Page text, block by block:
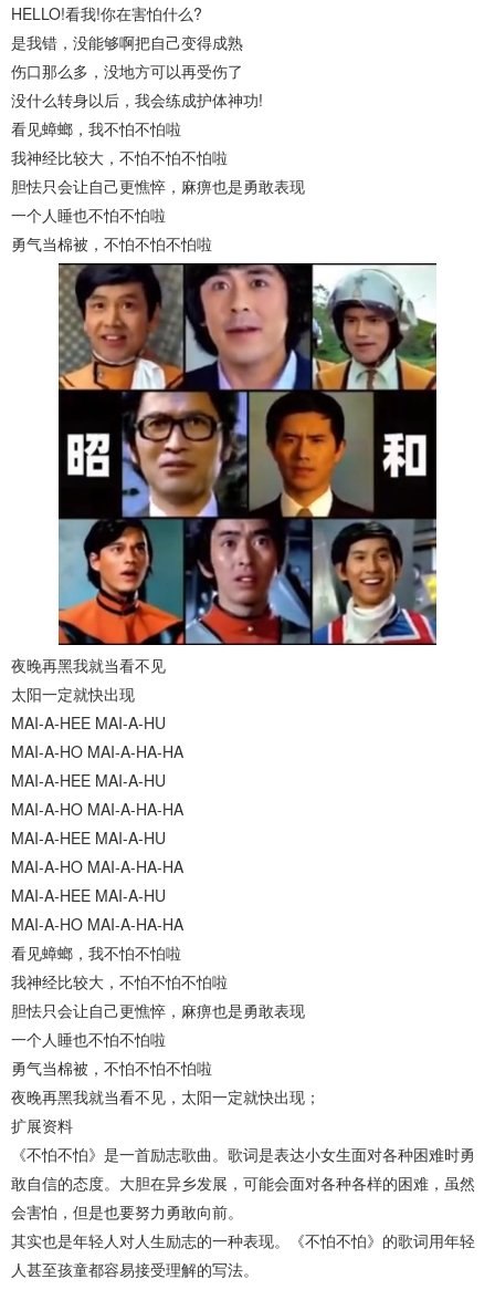
HELLO!看我!你在害怕什么?
是我错，没能够啊把自己变得成熟
伤口那么多，没地方可以再受伤了
没什么转身以后，我会练成护体神功!
看见蟑螂，我不怕不怕啦
我神经比较大，不怕不怕不怕啦
胆怯只会让自己更憔悴，麻痹也是勇敢表现
一个人睡也不怕不怕啦
勇气当棉被，不怕不怕不怕啦
夜晚再黑我就当看不见
太阳一定就快出现
MAI-A-HEE MAI-A-HU
MAI-A-HO MAI-A-HA-HA
MAI-A-HEE MAI-A-HU
MAI-A-HO MAI-A-HA-HA
MAI-A-HEE MAI-A-HU
MAI-A-HO MAI-A-HA-HA
MAI-A-HEE MAI-A-HU
MAI-A-HO MAI-A-HA-HA
看见蟑螂，我不怕不怕啦
我神经比较大，不怕不怕不怕啦
胆怯只会让自己更憔悴，麻痹也是勇敢表现
一个人睡也不怕不怕啦
勇气当棉被，不怕不怕不怕啦
夜晚再黑我就当看不见，太阳一定就快出现；
扩展资料
《不怕不怕》是一首励志歌曲。歌词是表达小女生面对各种困难时勇
敢自信的态度。大胆在异乡发展，可能会面对各种各样的困难，虽然
会害怕，但是也要努力勇敢向前。
其实也是年轻人对人生励志的一种表现。《不怕不怕》的歌词用年轻
人甚至孩童都容易接受理解的写法。